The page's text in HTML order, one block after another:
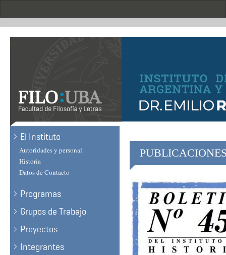
.
El Instituto
Autoridades y personal
Historia
Datos de Contacto
Programas
Grupos de Trabajo
Proyectos
Integrantes